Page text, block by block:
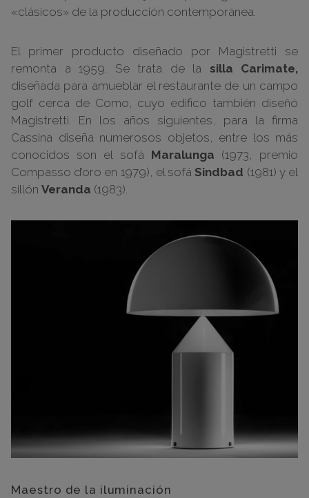
«clásicos» de la producción contemporánea.
El primer producto diseñado por Magistretti se
remonta a 1959. Se trata de la silla Carimate,
diseñada para amueblar el restaurante de un campo
golf cerca de Como, cuyo edifico también diseñó
Magistretti. En los años siguientes, para la firma
Cassina diseña numerosos objetos, entre los más
conocidos son el sofá Maralunga (1973, premio
Compasso d’oro en 1979), el sofá Sindbad (1981) y el
sillón Veranda (1983).
Maestro de la iluminación